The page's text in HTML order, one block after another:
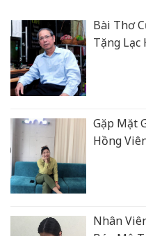
Bài Thơ
Tặng Lạc
Gặp Mặt
Hồng
Nhân